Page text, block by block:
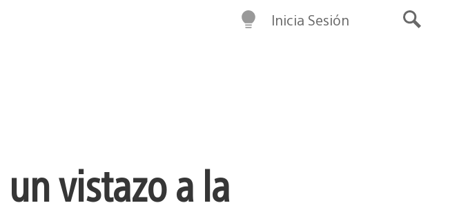
Inicia Sesión
vistazo a la